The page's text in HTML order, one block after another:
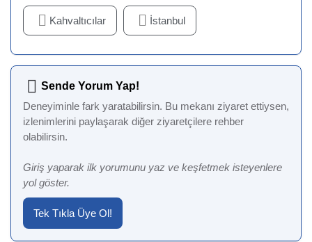
Kahvaltıcılar İstanbul
Sende Yorum Yap!
Deneyiminle fark yaratabilirsin. Bu mekanı ziyaret ettiysen,
izlenimlerini paylaşarak diğer ziyaretçilere rehber
olabilirsin.
Giriş yaparak ilk yorumunu yaz ve keşfetmek isteyenlere
yol göster.
Tek Tıkla Üye Ol!